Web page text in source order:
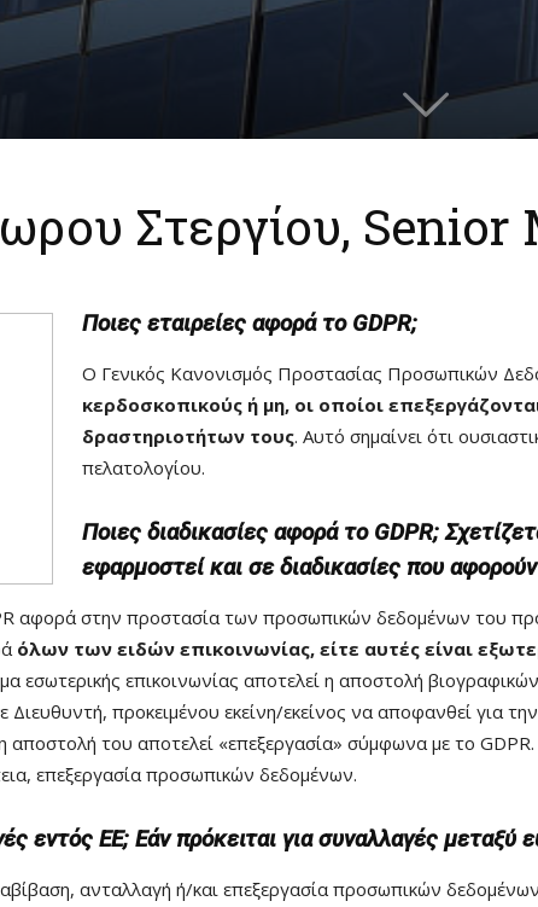
Στεργίου, Senior
Ποιες εταιρείες αφορά το GDPR;
Ο Γενικός Κανονισμός Προστασίας Προσωπικών
κερδοσκοπικούς ή μη, οι οποίοι
δραστηριοτήτων τους. Αυτό σημαίνει ότι
πελατολογίου.
Ποιες διαδικασίες αφορά το GDPR;
εφαρμοστεί και σε διαδικασίες που
αφορά στην προστασία των προσωπικών δεδομένων του
όλων των ειδών επικοινωνίας, είτε αυτές είναι
εσωτερικής επικοινωνίας αποτελεί η αποστολή
προκειμένου εκείνη/εκείνος να αποφανθεί για
αποστολή του αποτελεί «επεξεργασία» σύμφωνα με το
επεξεργασία προσωπικών δεδομένων.
εντός ΕΕ; Εάν πρόκειται για συναλλαγές μεταξύ
ανταλλαγή ή/και επεξεργασία προσωπικών